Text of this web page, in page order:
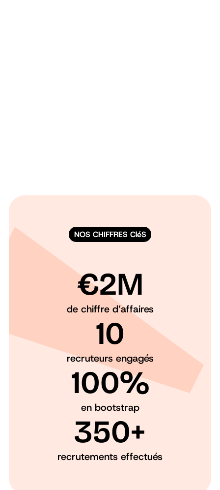
NOS CHIFFRES CléS
€2M
de chiffre d’affaires
10
recruteurs engagés
100%
en bootstrap
350+
recrutements effectués